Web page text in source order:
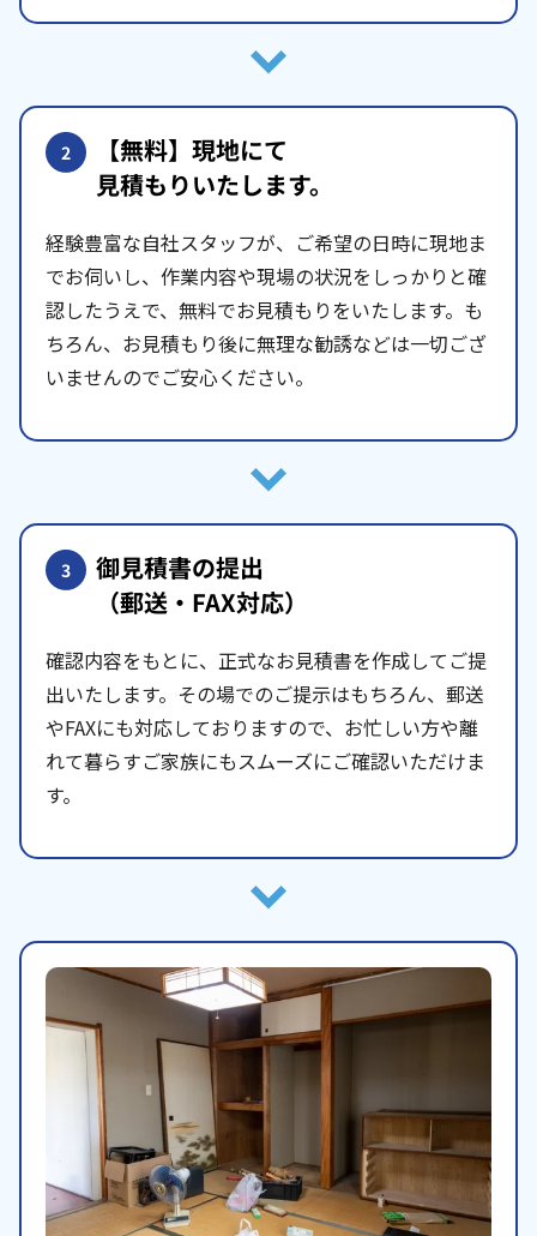
2 【無料】現地にて
見積もりいたします。
経験豊富な自社スタッフが、ご希望の日時に現地ま
でお伺いし、作業内容や現場の状況をしっかりと確
認したうえで、無料でお見積もりをいたします。も
ちろん、お見積もり後に無理な勧誘などは一切ござ
いませんのでご安心ください。
3 御見積書の提出
（郵送・FAX対応）
確認内容をもとに、正式なお見積書を作成してご提
出いたします。その場でのご提示はもちろん、郵送
やFAXにも対応しておりますので、お忙しい方や離
れて暮らすご家族にもスムーズにご確認いただけま
す。